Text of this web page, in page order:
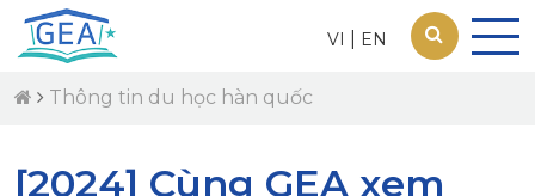
VI EN
Thông tin du học hàn quốc
[2024] Cùng GEA xem